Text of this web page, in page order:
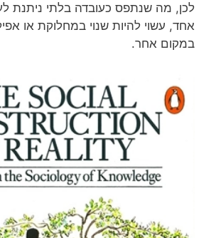
לכן, מה שנתפס כעובדה בלתי ניתנת
אחד, עשוי להיות שנוי במחלוקת או
במקום אחר.